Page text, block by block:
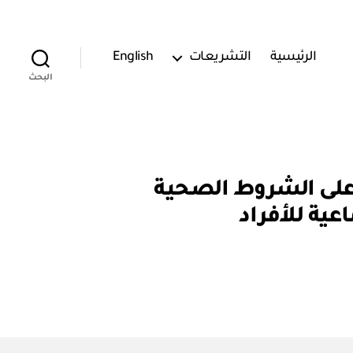
الرئيسية التشريعات English
البحث
رقم (٣ / ٤٧٠٠٠١١٨٩١) الموافقة على الشروط الصحية
للأفراد